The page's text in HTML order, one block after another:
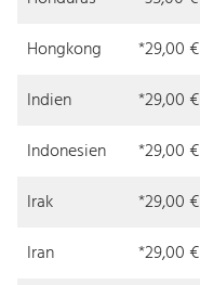
Hongkong
*29,00 €
Indien
*29,00 €
Indonesien
*29,00 €
Irak
*29,00 €
Iran
*29,00 €